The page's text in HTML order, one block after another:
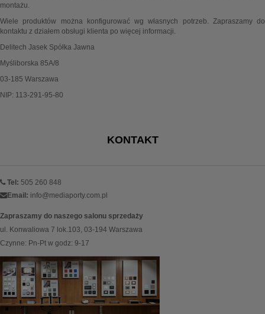
montażu.
Wiele produktów można konfigurować wg własnych potrzeb. Zapraszamy do
kontaktu z działem obsługi klienta po więcej informacji.
Delitech Jasek Spółka Jawna
Myśliborska 85A/8
03-185 Warszawa
NIP: 113-291-95-80
KONTAKT
Tel: 505 260 848
Email: info@mediaporty.com.pl
Zapraszamy do naszego salonu sprzedaży
ul. Konwaliowa 7 lok.103, 03-194 Warszawa
Czynne: Pn-Pt w godz: 9-17